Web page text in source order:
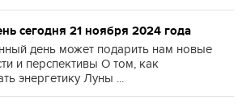
сегодня 21 ноября 2024 года
день может подарить нам новые
и перспективы О том, как
энергетику Луны ...